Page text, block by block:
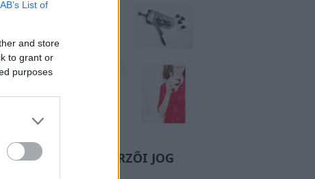
List of
and store
to grant or
purposes
AZ A BIZONYOS SZERZŐI JOG